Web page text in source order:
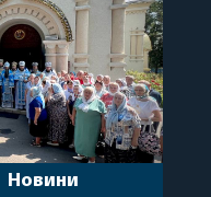
Новини